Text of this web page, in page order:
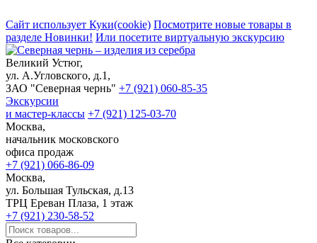
Сайт использует Куки(cookie) Посмотрите новые товары в
разделе Новинки! Или посетите виртуальную экскурсию
Великий Устюг,
ул. А.Угловского, д.1,
ЗАО "Северная чернь" +7 (921) 060-85-35
Экскурсии
и мастер-классы +7 (921) 125-03-70
Москва,
начальник московского
офиса продаж
+7 (921) 066-86-09
Москва,
ул. Большая Тульская, д.13
ТРЦ Ереван Плаза, 1 этаж
+7 (921) 230-58-52